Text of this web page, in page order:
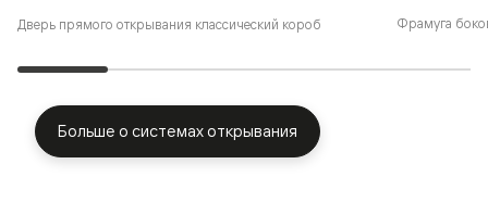
Дверь прямого открывания классический короб Фрамуга
Больше о системах открывания